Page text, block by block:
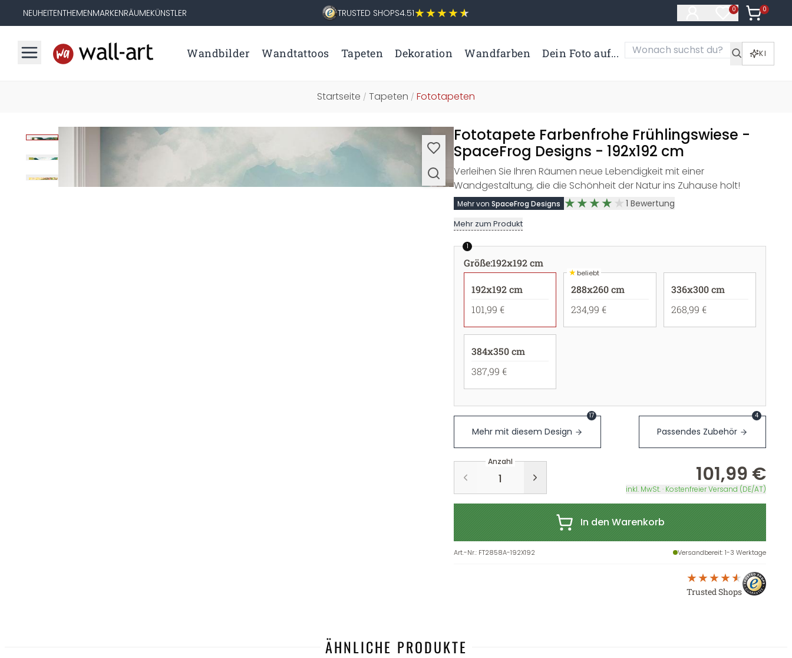
NEUHEITENTHEMENMARKENRÄUMEKÜNSTLER TRUSTED SHOPS4.51 0
Artikel im
0
Artikel
Wandbilder Wandtattoos Tapeten Dekoration Wandfarben Dein Foto auf... KI
Startseite / Tapeten / Fototapeten
Fototapete Farbenfrohe Frühlingswiese -
SpaceFrog Designs - 192x192 cm
Verleihen Sie Ihren Räumen neue Lebendigkeit mit einer
Wandgestaltung, die die Schönheit der Natur ins Zuhause holt!
Mehr von SpaceFrog Designs 1 Bewertung
Mehr zum Produkt
1
Größe:192x192 cm
192x192 cm
101,99 €
★beliebt
288x260 cm
234,99 €
336x300 cm
268,99 €
384x350 cm
387,99 €
Mehr mit diesem Design
17
Passendes Zubehör
4
Anzahl
101,99 €
inkl. MwSt. · Kostenfreier Versand (DE/AT)
In den Warenkorb
Art.-Nr.: FT2858A-192X192 Versandbereit: 1-3 Werktage
Trusted Shops
ÄHNLICHE PRODUKTE